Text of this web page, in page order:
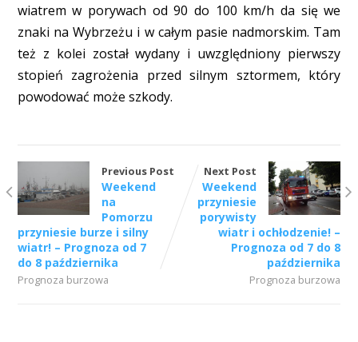
wiatrem w porywach od 90 do 100 km/h da się we
znaki na Wybrzeżu i w całym pasie nadmorskim. Tam
też z kolei został wydany i uwzględniony pierwszy
stopień zagrożenia przed silnym sztormem, który
powodować może szkody.
Previous Post
Weekend
na
Pomorzu
przyniesie burze i silny
wiatr! – Prognoza od 7
do 8 października
Prognoza burzowa
Next Post
Weekend
przyniesie
porywisty
wiatr i ochłodzenie! –
Prognoza od 7 do 8
października
Prognoza burzowa